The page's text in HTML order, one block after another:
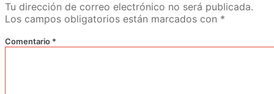
Tu dirección de correo electrónico no será publicada.
Los campos obligatorios están marcados con *
Comentario *